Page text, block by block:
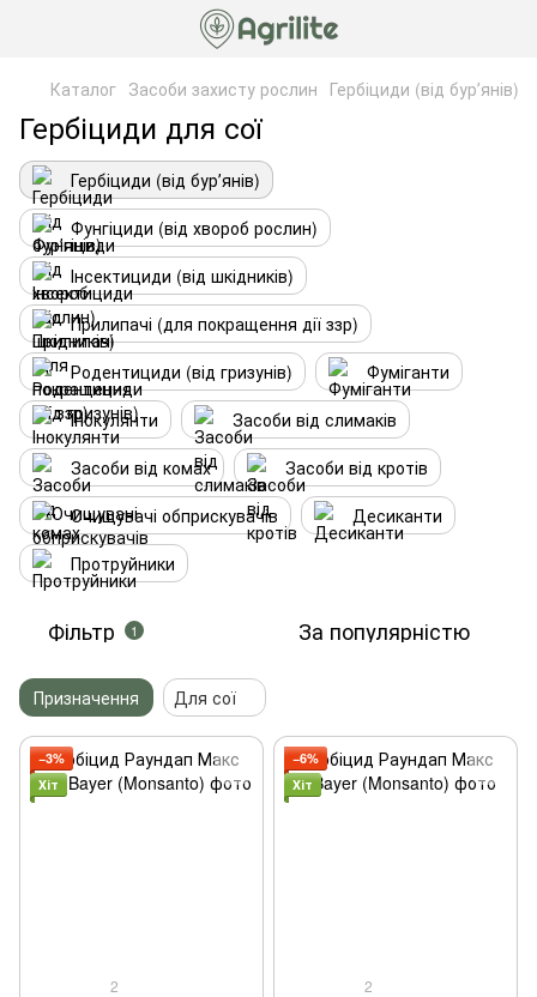
Каталог Засоби захисту рослин Гербіциди (від бурʼянів)
Гербіциди для сої
Гербіциди (від бурʼянів)
Фунгіциди (від хвороб рослин)
Інсектициди (від шкідників)
Прилипачі (для покращення дії ззр)
Родентициди (від гризунів)
Фуміганти
Інокулянти
Засоби від слимаків
Засоби від комах
Засоби від кротів
Очищувачі обприскувачів
Десиканти
Протруйники
Фільтр 1 За популярністю
Призначення Для сої
−3%
Хіт
2
−6%
Хіт
2